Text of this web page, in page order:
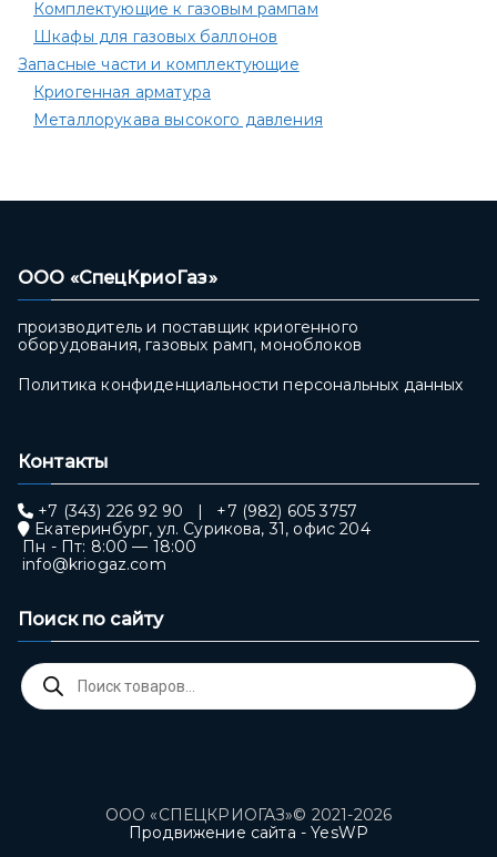
Комплектующие к газовым рампам​
Шкафы для газовых баллонов
Запасные части и комплектующие
Криогенная арматура
Металлорукава высокого давления
ООО «СпецКриоГаз»
производитель и поставщик криогенного
оборудования, газовых рамп, моноблоков
Политика конфиденциальности персональных данных
Контакты
+7 (343) 226 92 90 | +7 (982) 605 3757
Екатеринбург, ул. Сурикова, 31, офис 204
Пн - Пт: 8:00 — 18:00
info@kriogaz.com
Поиск по сайту
Поиск
товаров
ООО «СПЕЦКРИОГАЗ»© 2021-2026
Продвижение сайта - YesWP